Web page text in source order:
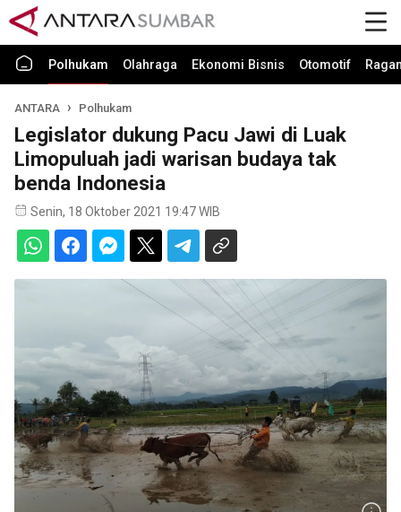
Polhukam Olahraga Ekonomi Bisnis Otomotif
ANTARA Polhukam
Legislator dukung Pacu Jawi di Luak
Limopuluah jadi warisan budaya tak
benda Indonesia
Senin, 18 Oktober 2021 19:47 WIB